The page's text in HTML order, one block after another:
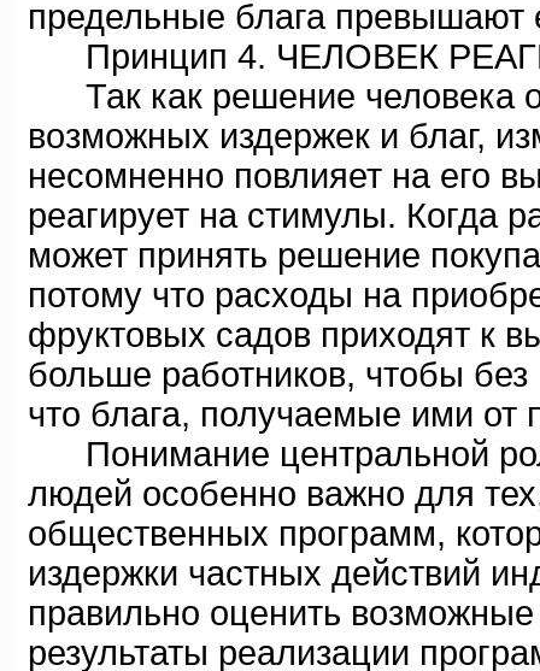
предельные блага превышают
Принцип 4. ЧЕЛОВЕК
Так как решение человека
возможных издержек и благ,
несомненно повлияет на его
реагирует на стимулы. Когда
может принять решение
потому что расходы на
фруктовых садов приходят к
больше работников, чтобы
что блага, получаемые ими от
Понимание центральной
людей особенно важно для
общественных программ,
издержки частных действий
правильно оценить
результаты реализации